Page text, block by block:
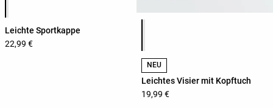
Leichte Sportkappe
22,99 €
Produktfarbliste
NEU
Leichtes Visier mit Kopftuch
19,99 €